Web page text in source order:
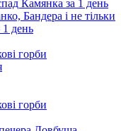
Камянка за 1 день
Бандера і не тільки
1 день
горби
горби